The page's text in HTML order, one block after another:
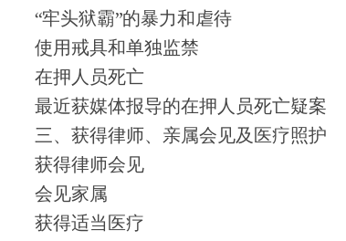
“牢头狱霸”的暴力和虐待
使用戒具和单独监禁
在押人员死亡
最近获媒体报导的在押人员死亡疑案
三、获得律师、亲属会见及医疗照护
获得律师会见
会见家属
获得适当医疗